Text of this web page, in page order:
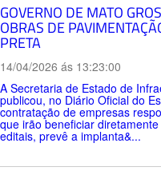
GOVERNO DE MATO
OBRAS DE
PRETA
14/04/2026 ás 13:23:00
A Secretaria de Estado de
publicou, no Diário Oficial do
contratação de empresas
que irão beneficiar
editais, prevê a implanta&...